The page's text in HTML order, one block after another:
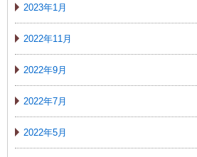
2023年1月
2022年11月
2022年9月
2022年7月
2022年5月